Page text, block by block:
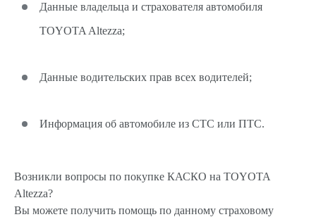
Данные владельца и страхователя автомобиля
TOYOTA Altezza;
Данные водительских прав всех водителей;
Информация об автомобиле из СТС или ПТС.
Возникли вопросы по покупке КАСКО на TOYOTA
Altezza?
Вы можете получить помощь по данному страховому